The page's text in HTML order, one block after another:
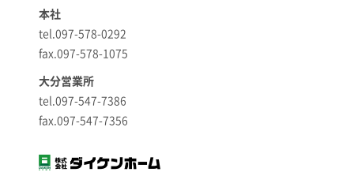
本社
tel.097-578-0292
fax.097-578-1075
大分営業所
tel.097-547-7386
fax.097-547-7356